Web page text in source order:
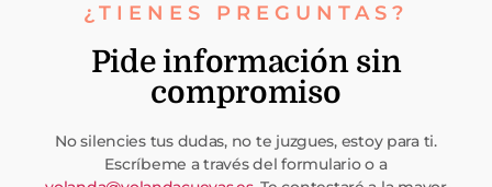
¿TIENES PREGUNTAS?
Pide información sin
compromiso
No silencies tus dudas, no te juzgues, estoy para ti.
Escríbeme a través del formulario o a